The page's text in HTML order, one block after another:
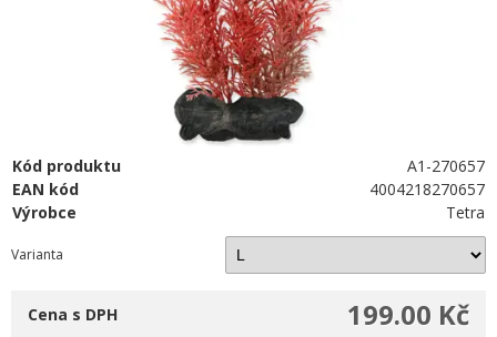
Kód produktu
A1-270657
EAN kód
4004218270657
Výrobce
Tetra
Varianta
199.00 Kč
Cena s DPH